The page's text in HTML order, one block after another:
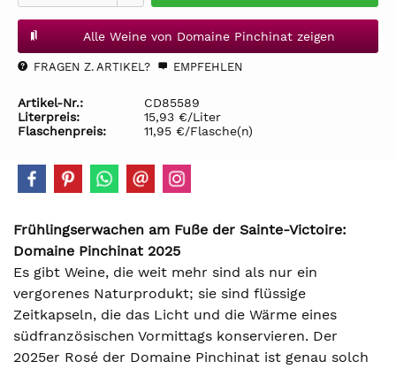
Alle Weine von Domaine Pinchinat zeigen
FRAGEN Z. ARTIKEL? EMPFEHLEN
Artikel-Nr.:
CD85589
Literpreis:
15,93 €/Liter
Flaschenpreis:
11,95 €/Flasche(n)
Frühlingserwachen am Fuße der Sainte-Victoire:
Domaine Pinchinat 2025
Es gibt Weine, die weit mehr sind als nur ein
vergorenes Naturprodukt; sie sind flüssige
Zeitkapseln, die das Licht und die Wärme eines
südfranzösischen Vormittags konservieren. Der
2025er Rosé der Domaine Pinchinat ist genau solch